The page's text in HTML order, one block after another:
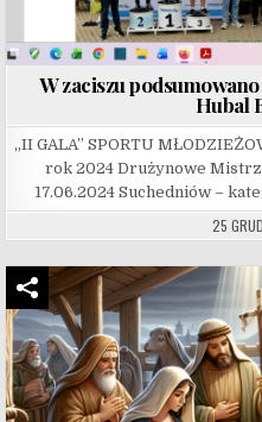
W zaciszu
Hubal
„II GALA” SPORTU
rok 2024 Drużynowe
17.06.2024 Suchedniów –
25